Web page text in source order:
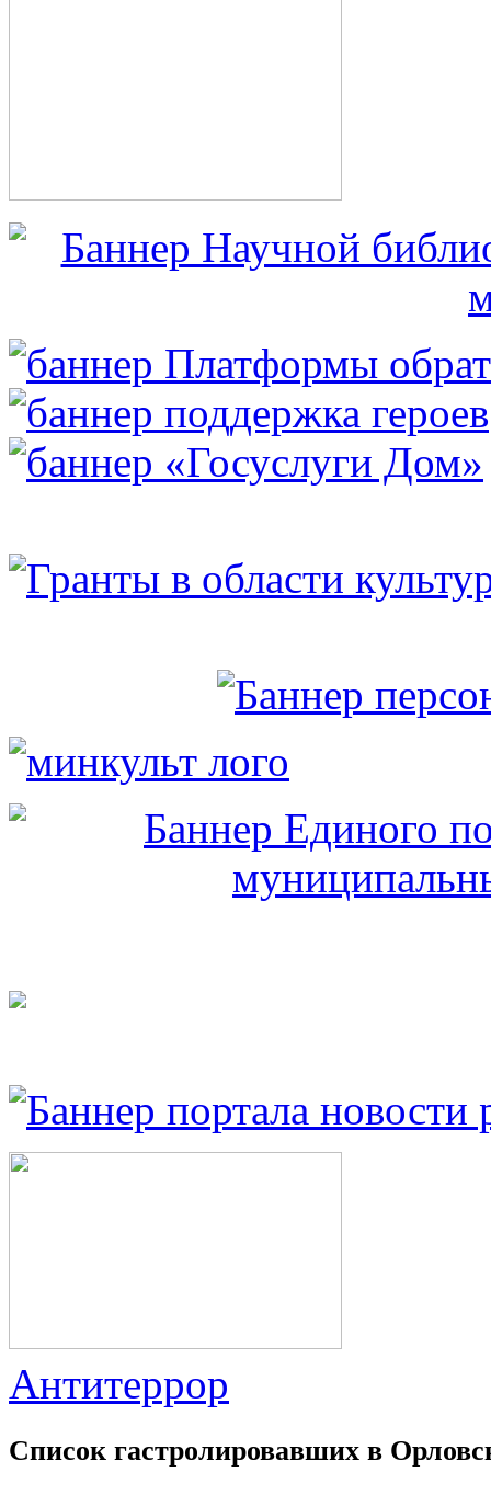
Антитеррор
Список гастролировавших в